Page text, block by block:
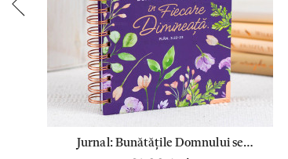
Jurnal: Bunătățile Domnului se